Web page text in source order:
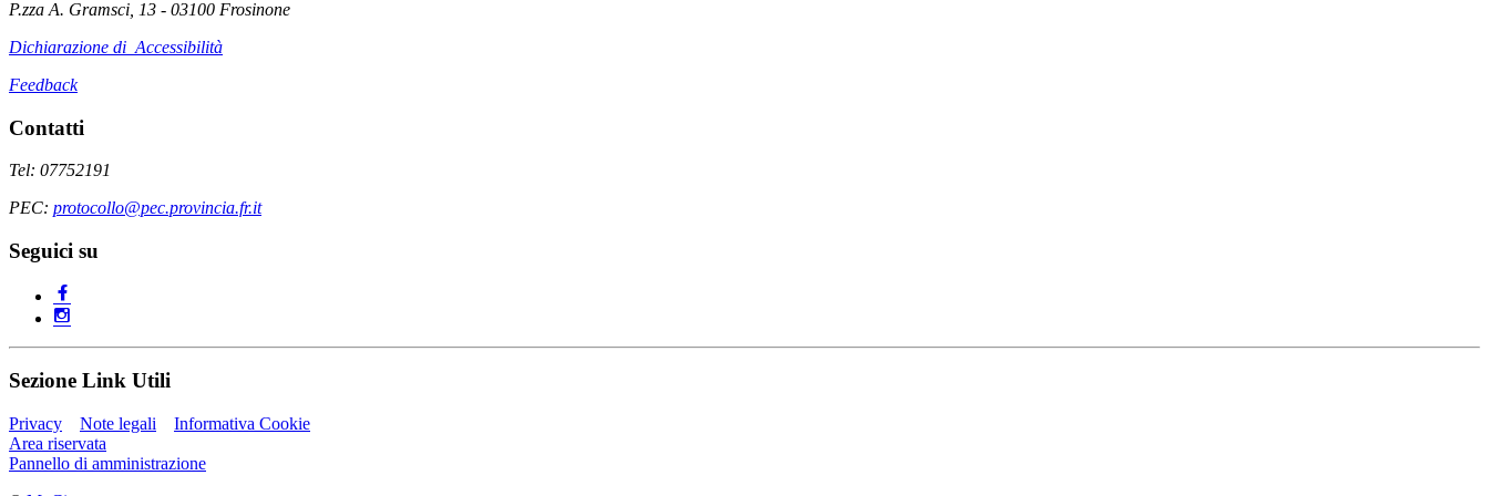
P.zza A. Gramsci, 13 - 03100 Frosinone
Dichiarazione di Accessibilità
Feedback
Contatti
Tel: 07752191
PEC: protocollo@pec.provincia.fr.it
Seguici su
Sezione Link Utili
Privacy Note legali
Informativa Cookie
Area riservata
Pannello di amministrazione